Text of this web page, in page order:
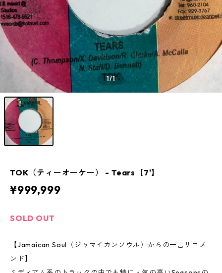
1/1
TOK（ティーオーケー） - Tears【7'】
¥999,999
SOLD OUT
【Jamaican Soul（ジャマイカンソウル）からの一言リコメ
ンド】